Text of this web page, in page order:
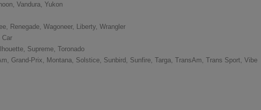
Vandura, Yukon
Renegade, Wagoneer, Liberty, Wrangler
Car
Supreme, Toronado
Grand-Prix, Montana, Solstice, Sunbird, Sunfire, Targa, TransAm, Trans Sport, Vibe